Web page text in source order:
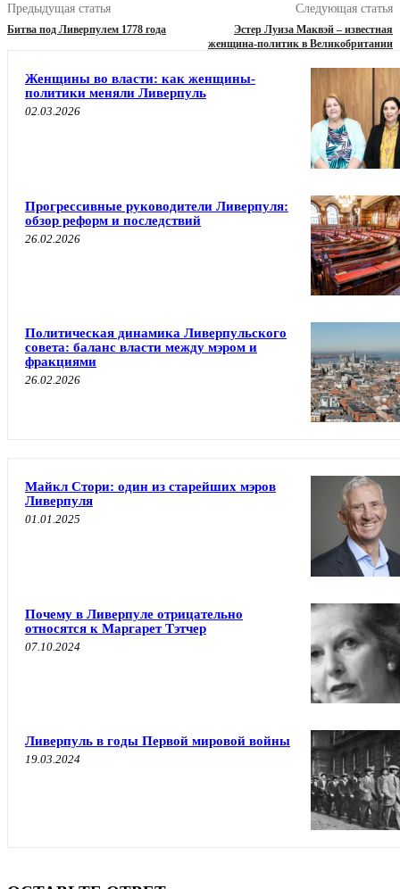
Предыдущая статья
Битва под Ливерпулем 1778 года
Следующая статья
Эстер Луиза Маквэй – известная
женщина-политик в Великобритании
Женщины во власти: как женщины-
политики меняли Ливерпуль
02.03.2026
Прогрессивные руководители Ливерпуля:
обзор реформ и последствий
26.02.2026
Политическая динамика Ливерпульского
совета: баланс власти между мэром и
фракциями
26.02.2026
Майкл Стори: один из старейших мэров
Ливерпуля
01.01.2025
Почему в Ливерпуле отрицательно
относятся к Маргарет Тэтчер
07.10.2024
Ливерпуль в годы Первой мировой войны
19.03.2024